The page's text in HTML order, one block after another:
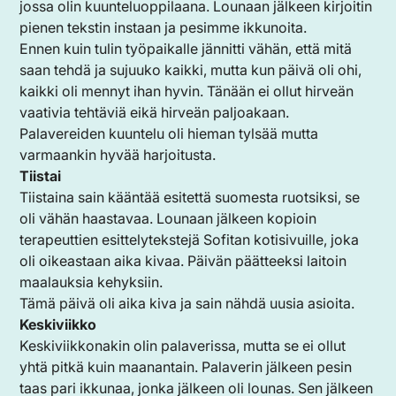
jossa olin kuunteluoppilaana. Lounaan jälkeen kirjoitin
pienen tekstin instaan ja pesimme ikkunoita.
Ennen kuin tulin työpaikalle jännitti vähän, että mitä
saan tehdä ja sujuuko kaikki, mutta kun päivä oli ohi,
kaikki oli mennyt ihan hyvin. Tänään ei ollut hirveän
vaativia tehtäviä eikä hirveän paljoakaan.
Palavereiden kuuntelu oli hieman tylsää mutta
varmaankin hyvää harjoitusta.
Tiistai
Tiistaina sain kääntää esitettä suomesta ruotsiksi, se
oli vähän haastavaa. Lounaan jälkeen kopioin
terapeuttien esittelytekstejä Sofitan kotisivuille, joka
oli oikeastaan aika kivaa. Päivän päätteeksi laitoin
maalauksia kehyksiin.
Tämä päivä oli aika kiva ja sain nähdä uusia asioita.
Keskiviikko
Keskiviikkonakin olin palaverissa, mutta se ei ollut
yhtä pitkä kuin maanantain. Palaverin jälkeen pesin
taas pari ikkunaa, jonka jälkeen oli lounas. Sen jälkeen